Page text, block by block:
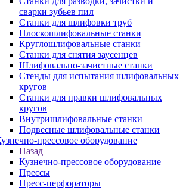
сварки зубьев пил
Станки для шлифовки труб
Плоскошлифовальные станки
Круглошлифовальные станки
Станки для снятия заусенцев
Шлифовально-зачистные станки
Стенды для испытания шлифовальных
кругов
Станки для правки шлифовальных
кругов
Внутришлифовальные станки
Подвесные шлифовальные станки
прессовое оборудование
Назад
Кузнечно-прессовое оборудование
Прессы
Пресс-перфораторы